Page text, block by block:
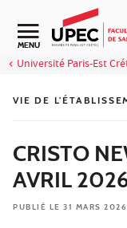
Aller au contenu
Navigation
MENU
Université Paris-Est
VIE DE
CRISTO
AVRIL
PUBLIÉ LE 31 MARS 2026